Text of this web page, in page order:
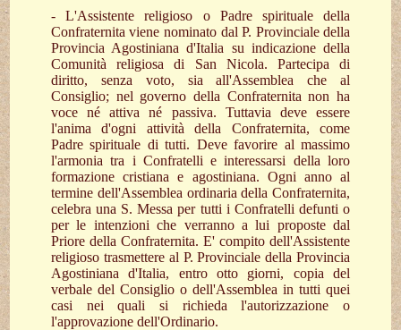
- L'Assistente religioso o Padre spirituale della
Confraternita viene nominato dal P. Provinciale della
Provincia Agostiniana d'Italia su indicazione della
Comunità religiosa di San Nicola. Partecipa di
diritto, senza voto, sia all'Assemblea che al
Consiglio; nel governo della Confraternita non ha
voce né attiva né passiva. Tuttavia deve essere
l'anima d'ogni attività della Confraternita, come
Padre spirituale di tutti. Deve favorire al massimo
l'armonia tra i Confratelli e interessarsi della loro
formazione cristiana e agostiniana. Ogni anno al
termine dell'Assemblea ordinaria della Confraternita,
celebra una S. Messa per tutti i Confratelli defunti o
per le intenzioni che verranno a lui proposte dal
Priore della Confraternita. E' compito dell'Assistente
religioso trasmettere al P. Provinciale della Provincia
Agostiniana d'Italia, entro otto giorni, copia del
verbale del Consiglio o dell'Assemblea in tutti quei
casi nei quali si richieda l'autorizzazione o
l'approvazione dell'Ordinario.